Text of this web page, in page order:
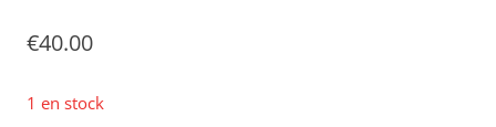
€40.00
1 en stock